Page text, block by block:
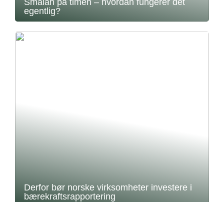
egentlig?
Derfor bør norske virksomheter investere i
bærekraftsrapportering